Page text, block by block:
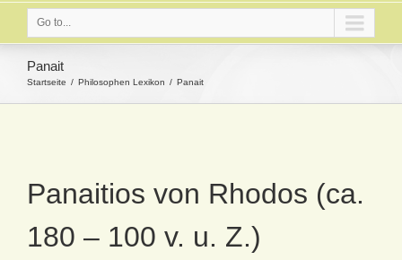
Go to...
Panait
Startseite Philosophen Lexikon Panait
Panaitios von Rhodos (ca.
180 – 100 v. u. Z.)